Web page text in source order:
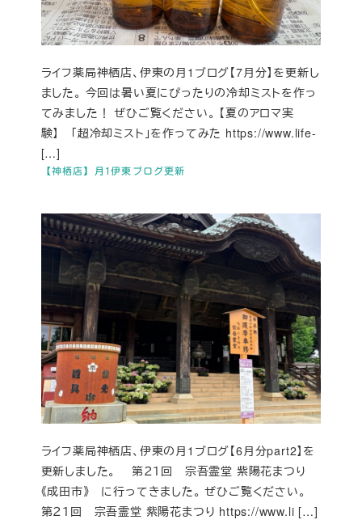
【神栖店】月1伊東ブログ更新
ライフ薬局神栖店、伊東の月1ブログ【7月分】を更新し
ました。 今回は暑い夏にぴったりの冷却ミストを作っ
てみました！ ぜひご覧ください。 【夏のアロマ実
験】 「超冷却ミスト」を作ってみた https://www.life-
[…]
ライフ薬局神栖店、伊東の月1ブログ【6月分part2】を
更新しました。 第２１回 宗吾霊堂 紫陽花まつり
《成田市》 に行ってきました。 ぜひご覧ください。
第２１回 宗吾霊堂 紫陽花まつり https://www.li […]